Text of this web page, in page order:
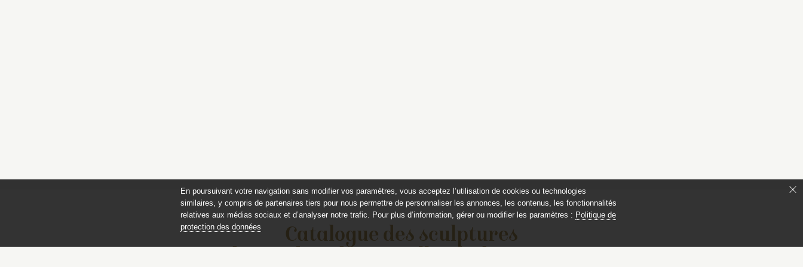
Catalogue des sculptures
En poursuivant votre navigation sans modifier vos paramètres, vous acceptez l’utilisation de cookies ou technologies
similaires, y compris de partenaires tiers pour nous permettre de personnaliser les annonces, les contenus, les fonctionnalités
relatives aux médias sociaux et d’analyser notre trafic. Pour plus d’information, gérer ou modifier les paramètres : Politique de
protection des données